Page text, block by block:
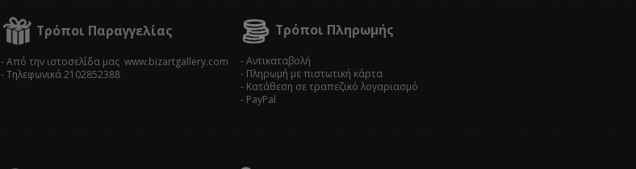
Τρόποι Παραγγελίας
- Από την ιστοσελίδα μας www.bizartgallery.com
- Tηλεφωνικά 2102852388
Τρόποι Πληρωμής
- Αντικαταβολή
- Πληρωμή με πιστωτική κάρτα
- Κατάθεση σε τραπεζικό λογαριασμό
- PayPal